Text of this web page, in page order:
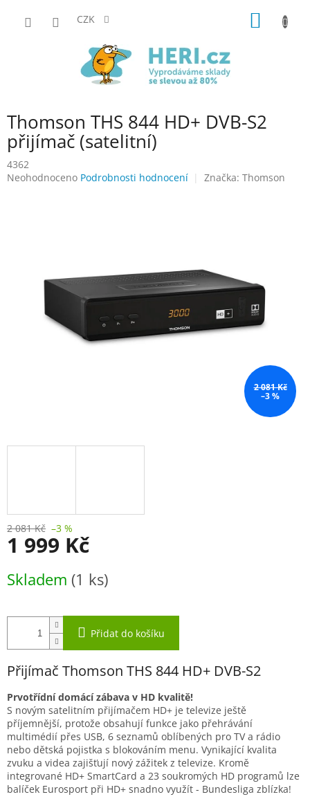
CZK
Thomson THS 844 HD+ DVB-S2
přijímač (satelitní)
4362
Průměrné
Neohodnoceno Podrobnosti hodnocení Značka: Thomson
2 081 Kč
–3 %
2 081 Kč –3 %
1 999 Kč
cena:
Skladem (1 ks)
Přidat do košíku
Přijímač Thomson THS 844 HD+ DVB-S2
Prvotřídní domácí zábava v HD kvalitě!
S novým satelitním přijímačem HD+ je televize ještě
příjemnější, protože obsahují funkce jako přehrávání
multimédií přes USB, 6 seznamů oblíbených pro TV a rádio
nebo dětská pojistka s blokováním menu. Vynikající kvalita
zvuku a videa zajišťují nový zážitek z televize. Kromě
integrované HD+ SmartCard a 23 soukromých HD programů lze
balíček Eurosport při HD+ snadno využít - Bundesliga zblízka!